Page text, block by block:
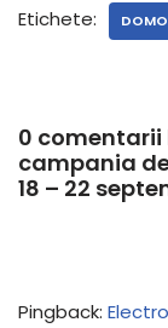
Etichete: DOMO
0 comentarii
campania
18 – 22
Pingback: